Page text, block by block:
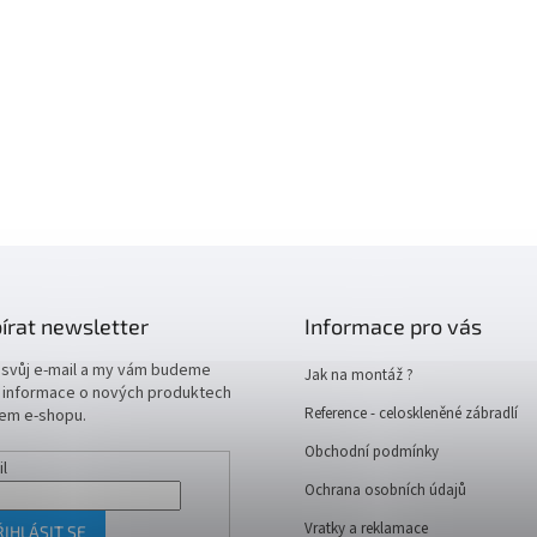
newsletter
e-mail a my vám budeme
o nových produktech
e-shopu.
SE
Informace pro vás
Jak na montáž ?
Reference - celoskleněné zábradlí
Obchodní podmínky
Ochrana osobních údajů
Vratky a reklamace